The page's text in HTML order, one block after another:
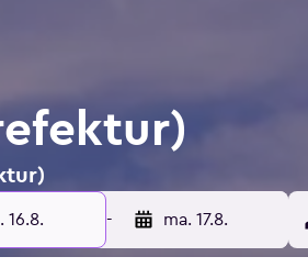
16.8. - ma. 17.8.